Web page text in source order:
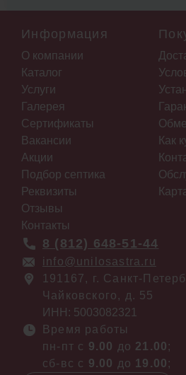
Информация
О компании
Каталог
Услуги
Галерея
Сертификаты
Вакансии
Акции
Подбор септика
Реквизиты
Отзывы
Контакты
Как
8 (812) 648-51-44
info@unilosastra.ru
191167, г. Санкт-
Чайковского, д. 55
ИНН: 5003082321
Время работы
пн-пт с 9.00 до 21.00 ;
сб-вс с 9.00 до 19.00 ;